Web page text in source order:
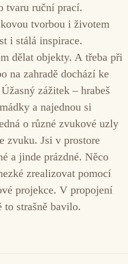
tvaru ruční prací.
tvorbou i životem
i stálá inspirace.
dělat objekty. A třeba při
na zahradě dochází ke
zážitek – hrabeš
a najednou si
o různé zvukové uzly
zvuku. Jsi v prostore
a jinde prázdné. Něco
zrealizovat pomocí
projekce. V propojení
to strašně bavilo.